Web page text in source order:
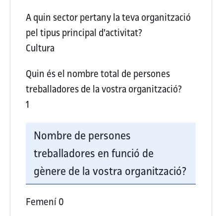
A quin sector pertany la teva organització
pel tipus principal d'activitat?
Cultura
Quin és el nombre total de persones
treballadores de la vostra organització?
1
Nombre de persones
treballadores en funció de
gènere de la vostra organització?
Femení0